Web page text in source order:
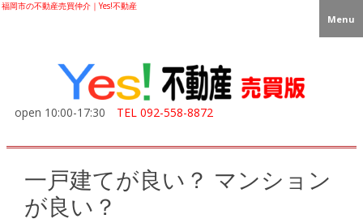
福岡市の不動産売買仲介｜Yes!不動産
open 10:00-17:30 TEL 092-558-8872
Menu
一戸建てが良い？ マンション
が良い？